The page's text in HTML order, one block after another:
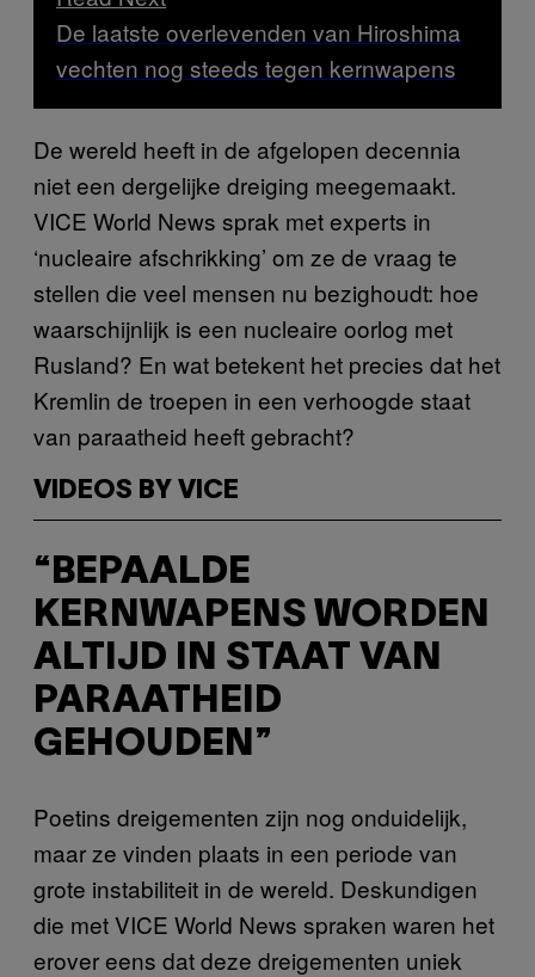
De laatste overlevenden van Hiroshima
vechten nog steeds tegen kernwapens
De wereld heeft in de afgelopen decennia
niet een dergelijke dreiging meegemaakt.
VICE World News sprak met experts in
‘nucleaire afschrikking’ om ze de vraag te
stellen die veel mensen nu bezighoudt: hoe
waarschijnlijk is een nucleaire oorlog met
Rusland? En wat betekent het precies dat het
Kremlin de troepen in een verhoogde staat
van paraatheid heeft gebracht?
VIDEOS BY VICE
“BEPAALDE
KERNWAPENS WORDEN
ALTIJD IN STAAT VAN
PARAATHEID
GEHOUDEN”
Poetins dreigementen zijn nog onduidelijk,
maar ze vinden plaats in een periode van
grote instabiliteit in de wereld. Deskundigen
die met VICE World News spraken waren het
erover eens dat deze dreigementen uniek